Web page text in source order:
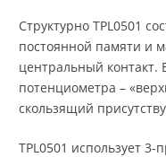
Структурно TPL0501
постоянной памяти и
центральный контакт.
потенциометра –
скользящий
TPL0501 использует